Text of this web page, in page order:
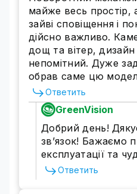
изображения и
детализации
Камеры высокого
качественное
масштабировать для
деталей.
на 50% больше
IP камер (1080Р), что
мельчайшие детали для
фиксирования важных
майже весь простір,
зайві сповіщення і
дійсно важливо.
дощ та вітер, дизайн
непомітний. Дуже
обрав саме цю
Ответить
GreenVision
Добрий день!
зв’язок! Бажаємо
експлуатації та
Ответить